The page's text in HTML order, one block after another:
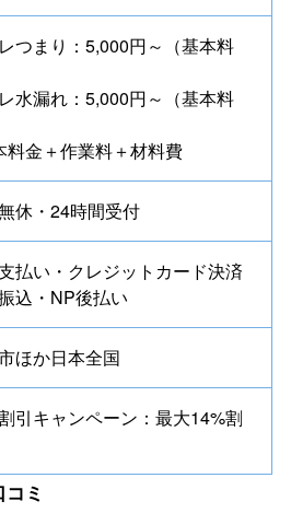
つまり：5,000円～（基本料
水漏れ：5,000円～（基本料
料金＋作業料＋材料費
休・24時間受付
払い・クレジットカード決済
込・NP後払い
ほか日本全国
引キャンペーン：最大14%割
ミ